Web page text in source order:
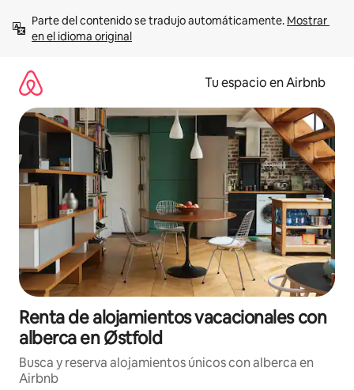
contenido
Parte del contenido se tradujo automáticamente. Mostrar
en el idioma original
Tu espacio en Airbnb
Renta de alojamientos vacacionales con
alberca en Østfold
Busca y reserva alojamientos únicos con alberca en
Airbnb